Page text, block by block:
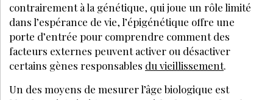
contrairement à la génétique, qui joue un rôle limité
dans l’espérance de vie, l’épigénétique offre une
porte d’entrée pour comprendre comment des
facteurs externes peuvent activer ou désactiver
certains gènes responsables du vieillissement.
Un des moyens de mesurer l’âge biologique est